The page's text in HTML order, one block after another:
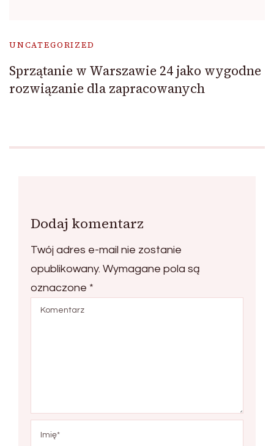
UNCATEGORIZED
Sprzątanie w Warszawie 24 jako wygodne
rozwiązanie dla zapracowanych
Dodaj komentarz
Twój adres e-mail nie zostanie
opublikowany. Wymagane pola są
oznaczone *